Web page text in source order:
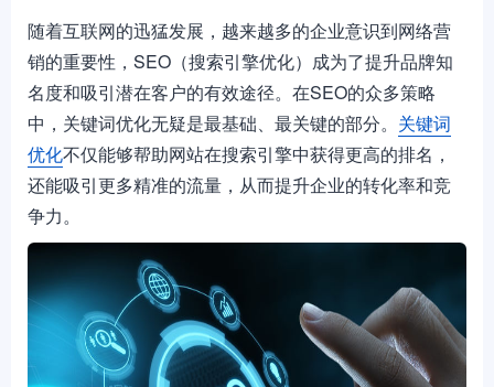
随着互联网的迅猛发展，越来越多的企业意识到网络营
销的重要性，SEO（搜索引擎优化）成为了提升品牌知
名度和吸引潜在客户的有效途径。在SEO的众多策略
中，关键词优化无疑是最基础、最关键的部分。 关键词
优化不仅能够帮助网站在搜索引擎中获得更高的排名，
还能吸引更多精准的流量，从而提升企业的转化率和竞
争力。